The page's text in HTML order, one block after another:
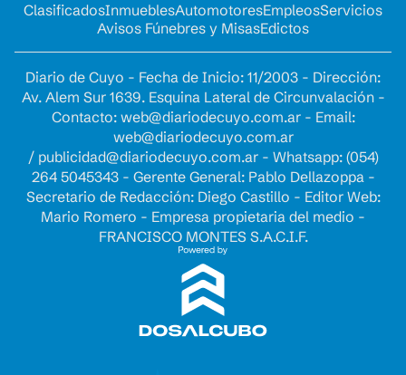
ClasificadosInmueblesAutomotoresEmpleosServicios
Avisos Fúnebres y MisasEdictos
Diario de Cuyo - Fecha de Inicio: 11/2003 - Dirección:
Av. Alem Sur 1639. Esquina Lateral de Circunvalación -
Contacto: web@diariodecuyo.com.ar- Email:
web@diariodecuyo.com.ar
/ publicidad@diariodecuyo.com.ar- Whatsapp: (054)
264 5045343 - Gerente General: Pablo Dellazoppa -
Secretario de Redacción: Diego Castillo - Editor Web:
Mario Romero - Empresa propietaria del medio -
FRANCISCO MONTES S.A.C.I.F.